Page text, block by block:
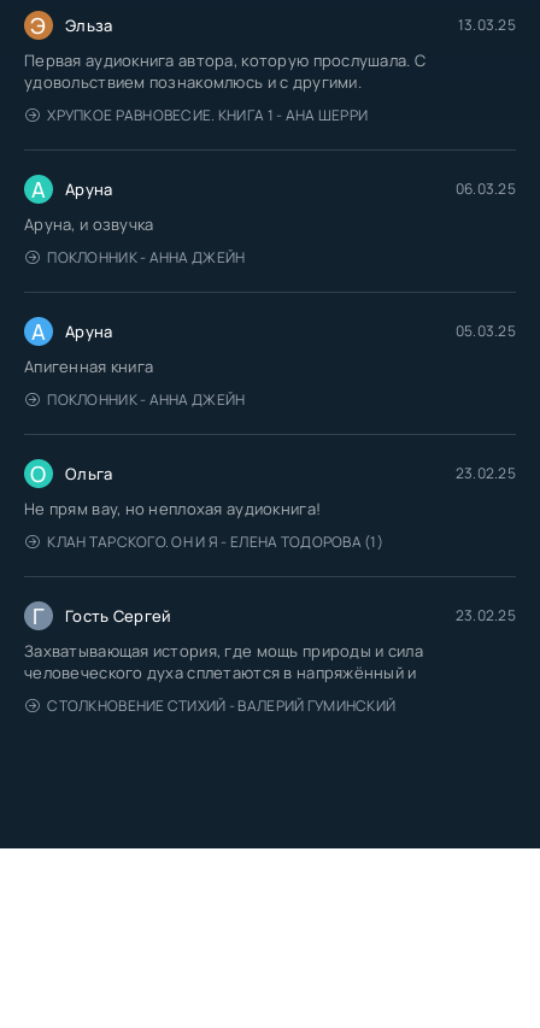
Э Эльза 13.03.25
Первая аудиокнига автора, которую прослушала. С
удовольствием познакомлюсь и с другими.
ХРУПКОЕ РАВНОВЕСИЕ. КНИГА 1 - АНА ШЕРРИ
А Аруна 06.03.25
Аруна, и озвучка
ПОКЛОННИК - АННА ДЖЕЙН
А Аруна 05.03.25
Апигенная книга
ПОКЛОННИК - АННА ДЖЕЙН
О Ольга 23.02.25
Не прям вау, но неплохая аудиокнига!
КЛАН ТАРСКОГО. ОН И Я - ЕЛЕНА ТОДОРОВА (1)
Г Гость Сергей 23.02.25
Захватывающая история, где мощь природы и сила
человеческого духа сплетаются в напряжённый и
СТОЛКНОВЕНИЕ СТИХИЙ - ВАЛЕРИЙ ГУМИНСКИЙ